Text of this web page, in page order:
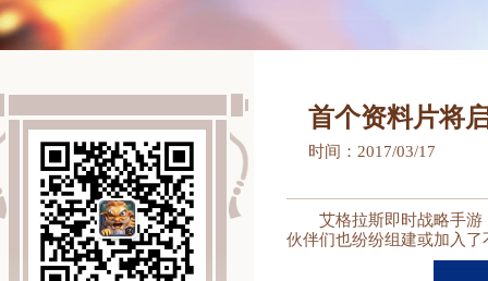
首个资料片将
时间：2017/03/17
艾格拉斯即时战略手
伙伴们也纷纷组建或加入